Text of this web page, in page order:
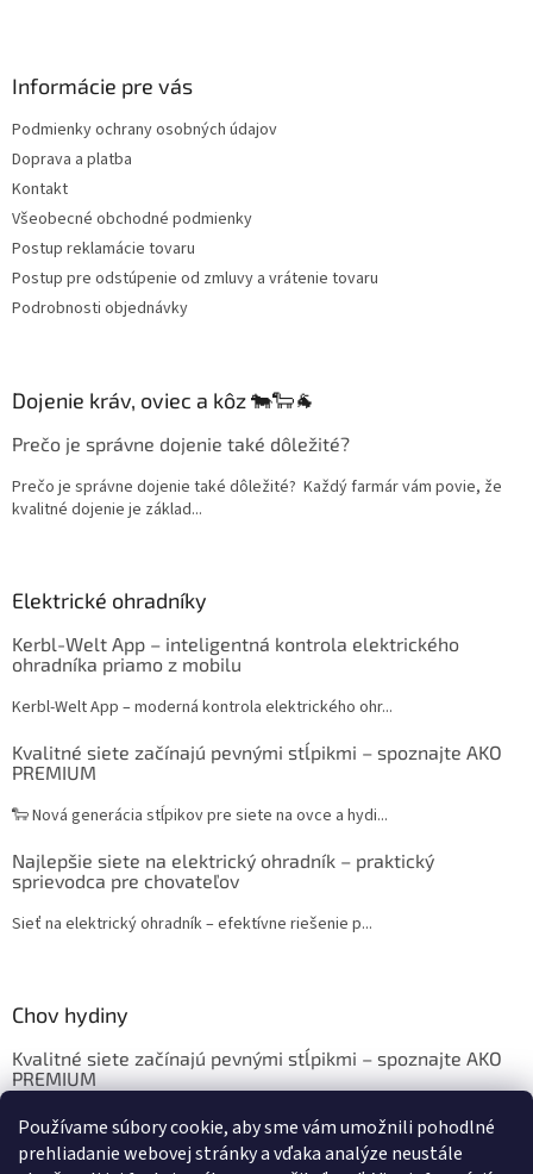
Používame súbory cookie, aby sme vám umožnili pohodlné
prehliadanie webovej stránky a vďaka analýze neustále
Informácie pre vás
Podmienky ochrany osobných údajov
Doprava a platba
Kontakt
Všeobecné obchodné podmienky
Postup reklamácie tovaru
Postup pre odstúpenie od zmluvy a vrátenie tovaru
Podrobnosti objednávky
Dojenie kráv, oviec a kôz 🐄🐑🐐
Prečo je správne dojenie také dôležité?
Prečo je správne dojenie také dôležité? Každý farmár vám povie, že
kvalitné dojenie je základ...
Elektrické ohradníky
Kerbl-Welt App – inteligentná kontrola elektrického
ohradníka priamo z mobilu
Kerbl-Welt App – moderná kontrola elektrického ohr...
Kvalitné siete začínajú pevnými stĺpikmi – spoznajte AKO
PREMIUM
🐑 Nová generácia stĺpikov pre siete na ovce a hydi...
Najlepšie siete na elektrický ohradník – praktický
sprievodca pre chovateľov
Sieť na elektrický ohradník – efektívne riešenie p...
Chov hydiny
Kvalitné siete začínajú pevnými stĺpikmi – spoznajte AKO
PREMIUM
Chov sliepok a hydiny: Krmivo, ustajnenie, vybavenie